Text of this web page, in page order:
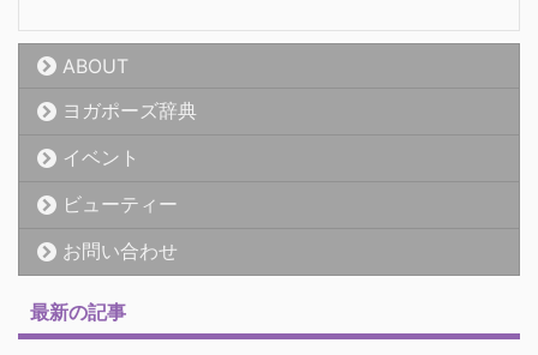
ABOUT
ヨガポーズ辞典
イベント
ビューティー
お問い合わせ
最新の記事